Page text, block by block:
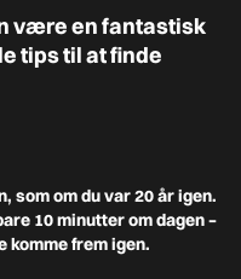
være en fantastisk
tips til at finde
som om du var 20 år igen.
10 minutter om dagen –
frem igen.